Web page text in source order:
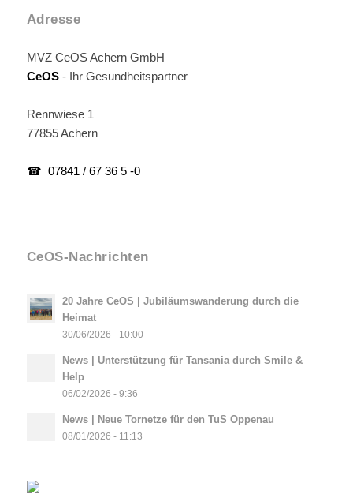
Adresse
MVZ CeOS Achern GmbH
CeOS- Ihr Gesundheitspartner
Rennwiese 1
77855 Achern
☎ 07841 / 67 36 5 -0
CeOS-Nachrichten
20 Jahre CeOS | Jubiläumswanderung durch die
Heimat
30/06/2026 - 10:00
News | Unterstützung für Tansania durch Smile &
Help
06/02/2026 - 9:36
News | Neue Tornetze für den TuS Oppenau
08/01/2026 - 11:13